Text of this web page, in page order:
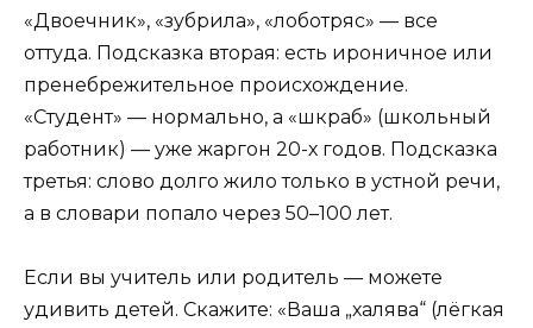
«Двоечник», «зубрила», «лоботряс» — все
оттуда. Подсказка вторая: есть ироничное или
пренебрежительное происхождение.
«Студент» — нормально, а «шкраб» (школьный
работник) — уже жаргон 20-х годов. Подсказка
третья: слово долго жило только в устной речи,
а в словари попало через 50–100 лет.
Если вы учитель или родитель — можете
удивить детей. Скажите: «Ваша „халява“ (лёгкая